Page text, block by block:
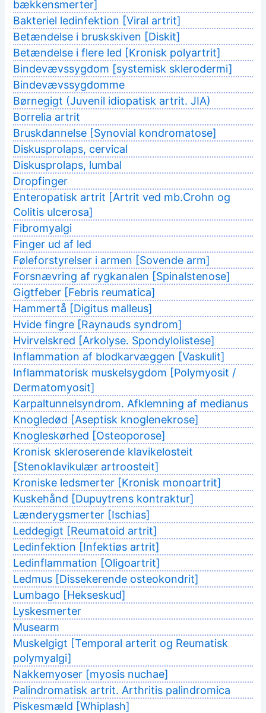
bækkensmerter]
Bakteriel ledinfektion [Viral artrit]
Betændelse i bruskskiven [Diskit]
Betændelse i flere led [Kronisk polyartrit]
Bindevævssygdom [systemisk sklerodermi]
Bindevævssygdomme
Børnegigt (Juvenil idiopatisk artrit. JIA)
Borrelia artrit
Bruskdannelse [Synovial kondromatose]
Diskusprolaps, cervical
Diskusprolaps, lumbal
Dropfinger
Enteropatisk artrit [Artrit ved mb.Crohn og
Colitis ulcerosa]
Fibromyalgi
Finger ud af led
Føleforstyrelser i armen [Sovende arm]
Forsnævring af rygkanalen [Spinalstenose]
Gigtfeber [Febris reumatica]
Hammertå [Digitus malleus]
Hvide fingre [Raynauds syndrom]
Hvirvelskred [Arkolyse. Spondylolistese]
Inflammation af blodkarvæggen [Vaskulit]
Inflammatorisk muskelsygdom [Polymyosit /
Dermatomyosit]
Karpaltunnelsyndrom. Afklemning af medianus
Knogledød [Aseptisk knoglenekrose]
Knogleskørhed [Osteoporose]
Kronisk skleroserende klavikelosteit
[Stenoklavikulær artroosteit]
Kroniske ledsmerter [Kronisk monoartrit]
Kuskehånd [Dupuytrens kontraktur]
Lænderygsmerter [Ischias]
Leddegigt [Reumatoid artrit]
Ledinfektion [Infektiøs artrit]
Ledinflammation [Oligoartrit]
Ledmus [Dissekerende osteokondrit]
Lumbago [Hekseskud]
Lyskesmerter
Musearm
Muskelgigt [Temporal arterit og Reumatisk
polymyalgi]
Nakkemyoser [myosis nuchae]
Palindromatisk artrit. Arthritis palindromica
Piskesmæld [Whiplash]